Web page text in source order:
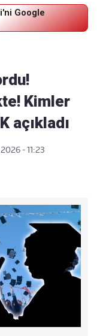
Google
Kimler
açıkladı
- 11:23